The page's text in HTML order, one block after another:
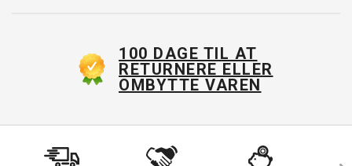
100 DAGE TIL AT
RETURNERE ELLER
OMBYTTE VAREN